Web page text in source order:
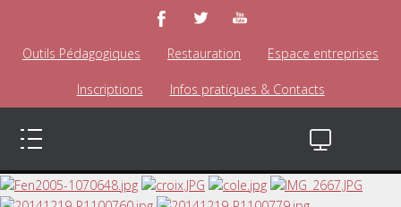
Outils Pédagogiques Restauration Espace entreprises
Inscriptions Infos pratiques & Contacts